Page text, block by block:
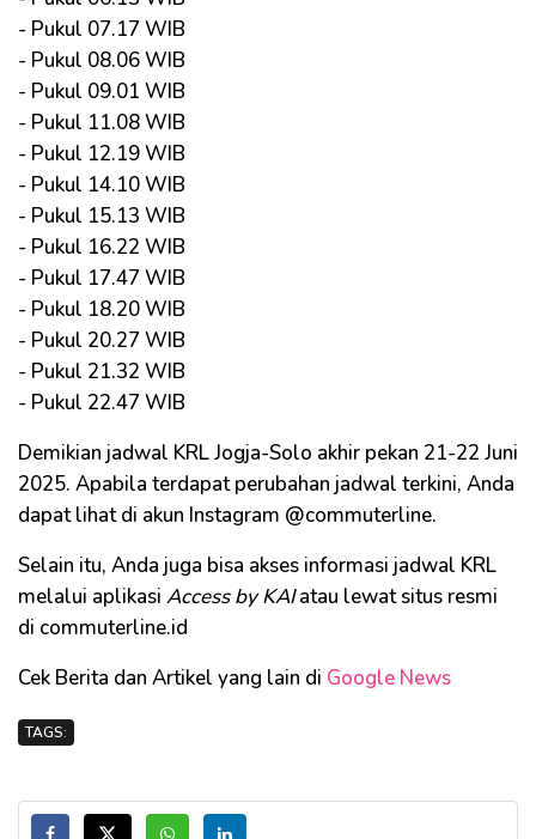
- Pukul 07.17 WIB
- Pukul 08.06 WIB
- Pukul 09.01 WIB
- Pukul 11.08 WIB
- Pukul 12.19 WIB
- Pukul 14.10 WIB
- Pukul 15.13 WIB
- Pukul 16.22 WIB
- Pukul 17.47 WIB
- Pukul 18.20 WIB
- Pukul 20.27 WIB
- Pukul 21.32 WIB
- Pukul 22.47 WIB
Demikian jadwal KRL Jogja-Solo akhir pekan 21-22 Juni
2025. Apabila terdapat perubahan jadwal terkini, Anda
dapat lihat di akun Instagram @commuterline.
Selain itu, Anda juga bisa akses informasi jadwal KRL
melalui aplikasi Access by KAIatau lewat situs resmi
di commuterline.id
Cek Berita dan Artikel yang lain di Google News
TAGS: